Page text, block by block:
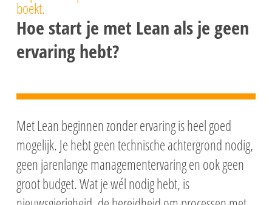
boekt.
Hoe start je met Lean als je geen
ervaring hebt?
Met Lean beginnen zonder ervaring is heel goed
mogelijk. Je hebt geen technische achtergrond nodig,
geen jarenlange managementervaring en ook geen
groot budget. Wat je wél nodig hebt, is